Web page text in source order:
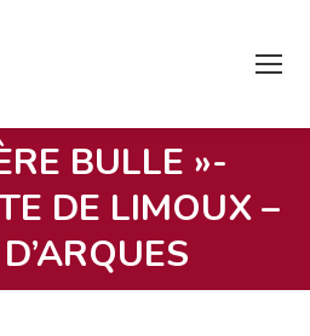
BULLE »-
DE LIMOUX –
êtes ici :